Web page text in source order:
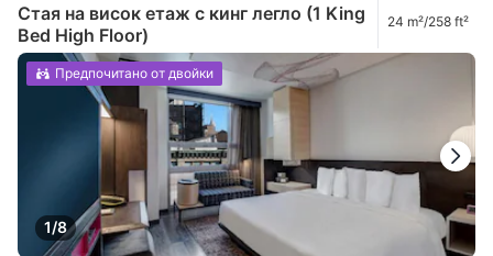
Стая на висок етаж с кинг легло (1 King
Bed High Floor)
24 m²/258 ft²
1/8
Предпочитано от двойки